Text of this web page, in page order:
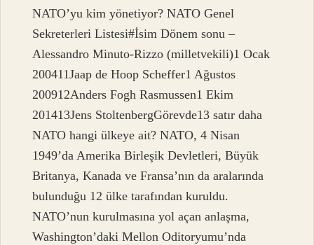
NATO’yu kim yönetiyor? NATO Genel
Sekreterleri Listesi#İsim Dönem sonu –
Alessandro Minuto-Rizzo (milletvekili)1 Ocak
200411Jaap de Hoop Scheffer1 Ağustos
200912Anders Fogh Rasmussen1 Ekim
201413Jens StoltenbergGörevde13 satır daha
NATO hangi ülkeye ait? NATO, 4 Nisan
1949’da Amerika Birleşik Devletleri, Büyük
Britanya, Kanada ve Fransa’nın da aralarında
bulunduğu 12 ülke tarafından kuruldu.
NATO’nun kurulmasına yol açan anlaşma,
Washington’daki Mellon Oditoryumu’nda